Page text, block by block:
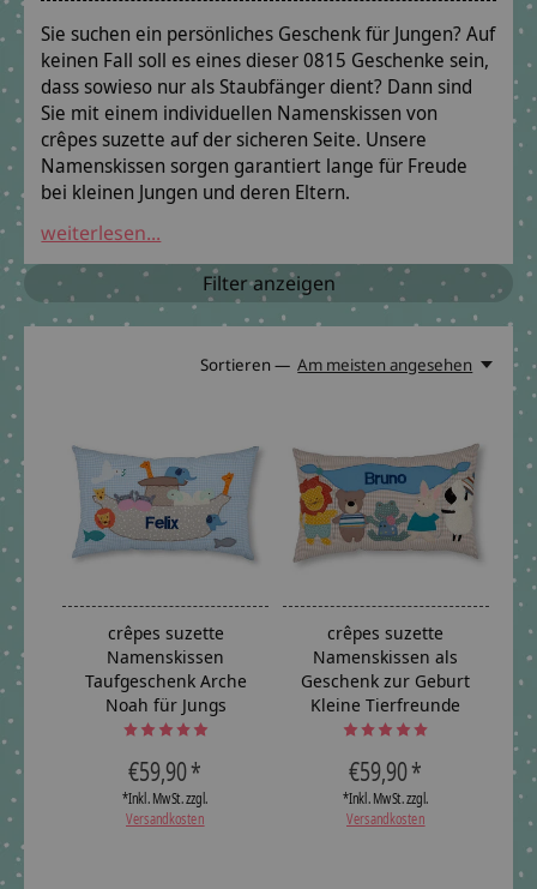
Sie suchen ein persönliches Geschenk für Jungen? Auf
keinen Fall soll es eines dieser 0815 Geschenke sein,
dass sowieso nur als Staubfänger dient? Dann sind
Sie mit einem individuellen Namenskissen von
crêpes suzette auf der sicheren Seite. Unsere
Namenskissen sorgen garantiert lange für Freude
bei kleinen Jungen und deren Eltern.
weiterlesen...
Filter anzeigen
Sortieren — Am meisten angesehen
crêpes suzette
Namenskissen
Taufgeschenk Arche
Noah für Jungs
The rating of this product is
out of 5
€59,90 *
*Inkl. MwSt. zzgl.
Versandkosten
crêpes suzette
Namenskissen als
Geschenk zur Geburt
Kleine Tierfreunde
The rating of this product is
5
€59,90 *
*Inkl. MwSt. zzgl.
Versandkosten